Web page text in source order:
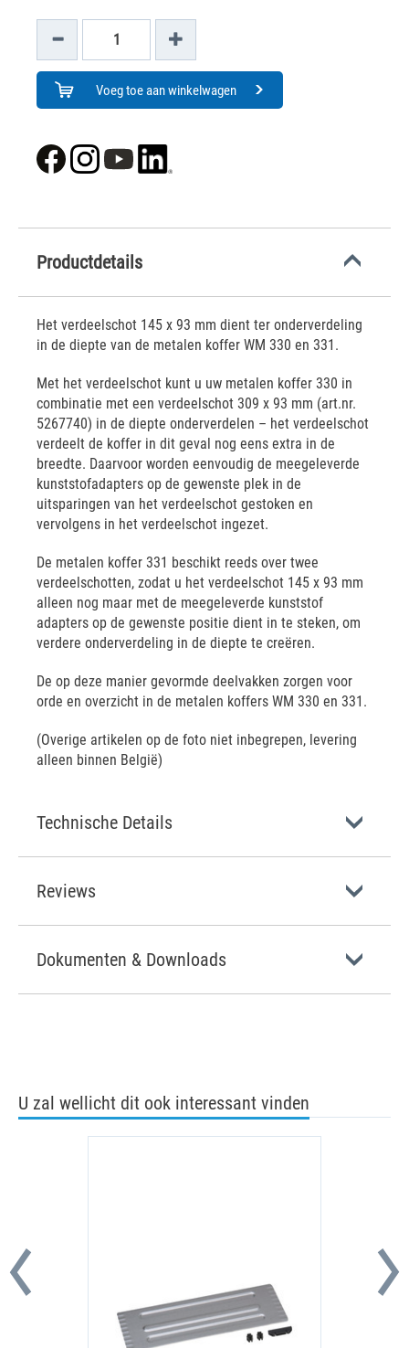
Voeg toe aan winkelwagen
Productdetails
Het verdeelschot 145 x 93 mm dient ter onderverdeling
in de diepte van de metalen koffer WM 330 en 331.
Met het verdeelschot kunt u uw metalen koffer 330 in
combinatie met een verdeelschot 309 x 93 mm (art.nr.
5267740) in de diepte onderverdelen – het verdeelschot
verdeelt de koffer in dit geval nog eens extra in de
breedte. Daarvoor worden eenvoudig de meegeleverde
kunststofadapters op de gewenste plek in de
uitsparingen van het verdeelschot gestoken en
vervolgens in het verdeelschot ingezet.
De metalen koffer 331 beschikt reeds over twee
verdeelschotten, zodat u het verdeelschot 145 x 93 mm
alleen nog maar met de meegeleverde kunststof
adapters op de gewenste positie dient in te steken, om
verdere onderverdeling in de diepte te creëren.
De op deze manier gevormde deelvakken zorgen voor
orde en overzicht in de metalen koffers WM 330 en 331.
(Overige artikelen op de foto niet inbegrepen, levering
alleen binnen België)
Technische Details
Reviews
Dokumenten & Downloads
U zal wellicht dit ook interessant vinden